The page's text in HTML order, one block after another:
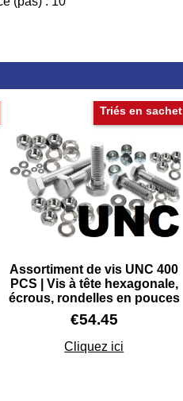
Triés en sachet
Assortiment de vis UNC 400
PCS | Vis à tête hexagonale,
écrous, rondelles en pouces
€54.45
Cliquez ici